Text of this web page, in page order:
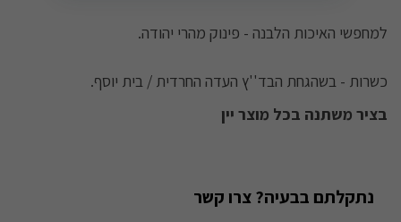
למחפשי האיכות הלבנה - פינוק מהרי יהודה.
כשרות - בשהגחת הבד''ץ העדה החרדית / בית יוסף.
בציר משתנה בכל מוצר יין
נתקלתם בבעיה? צרו קשר